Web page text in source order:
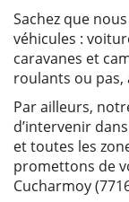
Sachez que
véhicules :
caravanes et
roulants ou pas,
Par ailleurs,
d’intervenir
et toutes les
promettons de
Cucharmoy